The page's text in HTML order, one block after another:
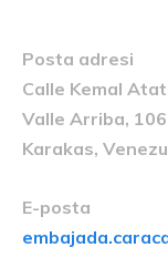
Posta adresi
Calle Kemal
Valle Arriba,
Karakas,
E-posta